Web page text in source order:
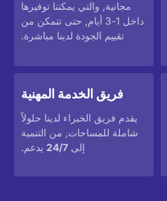
مجانية, والتي يمكننا توفيرها
داخل 1-3 أيام, حتى تتمكن من
تقييم الجودة لدينا مباشرة.
فريق الخدمة المهنية
يقدم فريق الخبراء لدينا حلولاً
شاملة للمساحات, من التنمية
إلى 24/7 يدعم.